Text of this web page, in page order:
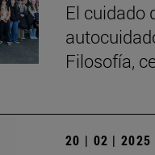
El cuidado
Filosofía,
20 | 02 | 2025